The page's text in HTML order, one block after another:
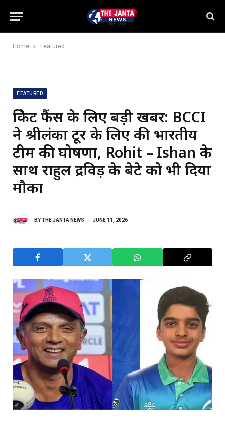
Home » Featured
FEATURED
क्रिकेट फैंस के लिए बड़ी खबर: BCCI
ने श्रीलंका टूर के लिए की भारतीय
टीम की घोषणा, Rohit – Ishan के
साथ राहुल द्रविड़ के बेटे को भी दिया
मौका
BYTHE JANTA NEWS JUNE 11, 2026